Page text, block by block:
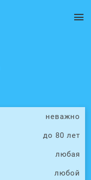
неважно
до 80 лет
любая
любой